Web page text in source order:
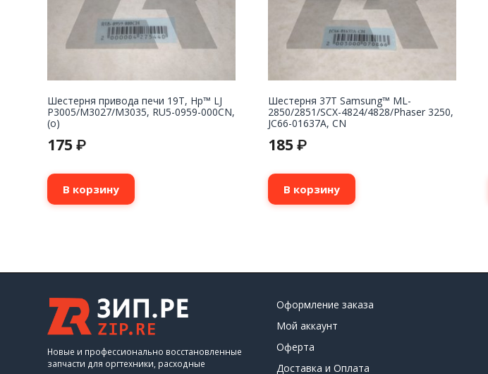
Шестерня привода печи 19T, Hp™ LJ
P3005/M3027/M3035, RU5-0959-000CN,
(о)
175 ₽
В корзину
Шестерня 37T Samsung™ ML-
2850/2851/SCX-4824/4828/Phaser 3250,
JC66-01637A, CN
185 ₽
В корзину
Новые и профессионально восстановленные
запчасти для оргтехники, расходные
Оформление заказа
Мой аккаунт
Оферта
Доставка и Оплата